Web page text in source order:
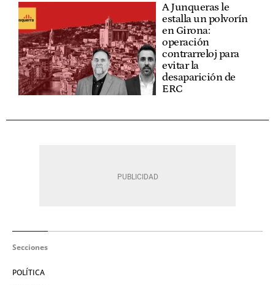
A Junqueras le
estalla un polvorín
en Girona:
operación
contrarreloj para
evitar la
desaparición de
ERC
Secciones
POLÍTICA